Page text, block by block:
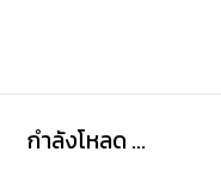
ม่เจอ"
กำลังโหลด ...